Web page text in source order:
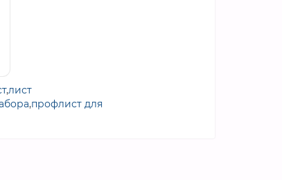
,лист
,профлист для